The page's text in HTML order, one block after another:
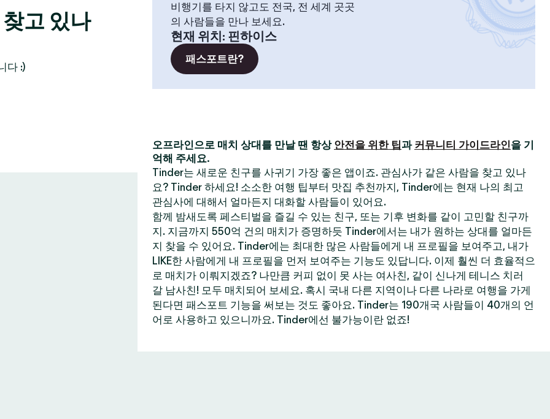
고 있나
다 :)
비행기를 타지 않고도 전국, 전 세계 곳곳
의 사람들을 만나 보세요.
현재 위치: 핀하이스
패스포트란?
오프라인으로 매치 상대를 만날 땐 항상 안전을 위한 팁과 커뮤니티 가이드라인을 기
억해 주세요.
Tinder는 새로운 친구를 사귀기 가장 좋은 앱이죠. 관심사가 같은 사람을 찾고 있나
요? Tinder 하세요! 소소한 여행 팁부터 맛집 추천까지, Tinder에는 현재 나의 최고
관심사에 대해서 얼마든지 대화할 사람들이 있어요.
함께 밤새도록 페스티벌을 즐길 수 있는 친구, 또는 기후 변화를 같이 고민할 친구까
지. 지금까지 550억 건의 매치가 증명하듯 Tinder에서는 내가 원하는 상대를 얼마든
지 찾을 수 있어요. Tinder에는 최대한 많은 사람들에게 내 프로필을 보여주고, 내가
LIKE한 사람에게 내 프로필을 먼저 보여주는 기능도 있답니다. 이제 훨씬 더 효율적으
로 매치가 이뤄지겠죠? 나만큼 커피 없이 못 사는 여사친, 같이 신나게 테니스 치러
갈 남사친! 모두 매치되어 보세요. 혹시 국내 다른 지역이나 다른 나라로 여행을 가게
된다면 패스포트 기능을 써보는 것도 좋아요. Tinder는 190개국 사람들이 40개의 언
어로 사용하고 있으니까요. Tinder에선 불가능이란 없죠!